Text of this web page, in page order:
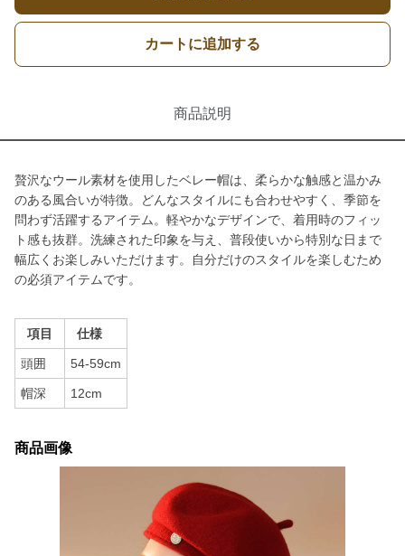
カートに追加する
商品説明
贅沢なウール素材を使用したベレー帽は、柔らかな触感と温かみ
のある風合いが特徴。どんなスタイルにも合わせやすく、季節を
問わず活躍するアイテム。軽やかなデザインで、着用時のフィッ
ト感も抜群。洗練された印象を与え、普段使いから特別な日まで
幅広くお楽しみいただけます。自分だけのスタイルを楽しむため
の必須アイテムです。
項目 仕様
頭囲 54-59cm
帽深 12cm
商品画像